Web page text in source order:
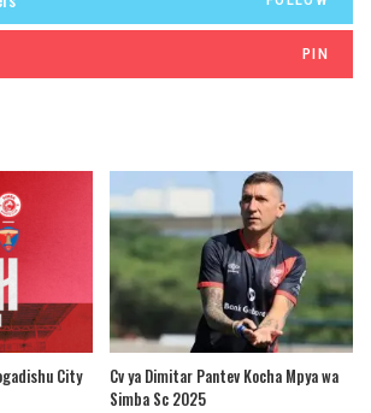
PIN
City
Cv ya Dimitar Pantev Kocha Mpya wa
Simba Sc 2025